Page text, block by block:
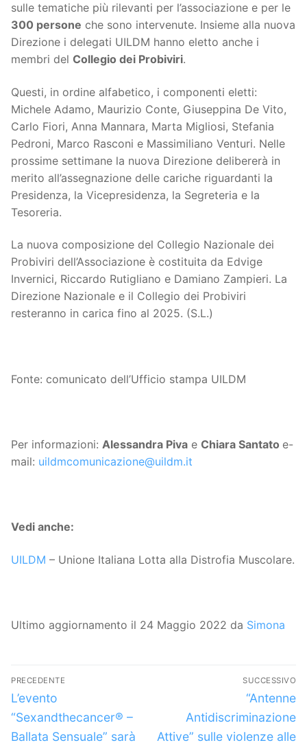
sulle tematiche più rilevanti per l’associazione e per le
300 persone che sono intervenute. Insieme alla nuova
Direzione i delegati UILDM hanno eletto anche i
membri del Collegio dei Probiviri.
Questi, in ordine alfabetico, i componenti eletti:
Michele Adamo, Maurizio Conte, Giuseppina De Vito,
Carlo Fiori, Anna Mannara, Marta Migliosi, Stefania
Pedroni, Marco Rasconi e Massimiliano Venturi. Nelle
prossime settimane la nuova Direzione delibererà in
merito all’assegnazione delle cariche riguardanti la
Presidenza, la Vicepresidenza, la Segreteria e la
Tesoreria.
La nuova composizione del Collegio Nazionale dei
Probiviri dell’Associazione è costituita da Edvige
Invernici, Riccardo Rutigliano e Damiano Zampieri. La
Direzione Nazionale e il Collegio dei Probiviri
resteranno in carica fino al 2025. (S.L.)
Fonte: comunicato dell’Ufficio stampa UILDM
Per informazioni: Alessandra Piva e Chiara Santato e-
mail: uildmcomunicazione@uildm.it
Vedi anche:
UILDM – Unione Italiana Lotta alla Distrofia Muscolare.
Ultimo aggiornamento il 24 Maggio 2022 da Simona
Navigazione
articoli
PRECEDENTE
Articolo
precedente:
L’evento
“Sexandthecancer® –
Ballata Sensuale” sarà
SUCCESSIVO
Articolo
successivo:
“Antenne
Antidiscriminazione
Attive” sulle violenze alle